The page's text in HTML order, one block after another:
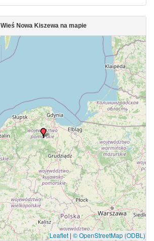
Wieś Nowa Kiszewa na mapie
Leaflet | © OpenStreetMap (ODBL)